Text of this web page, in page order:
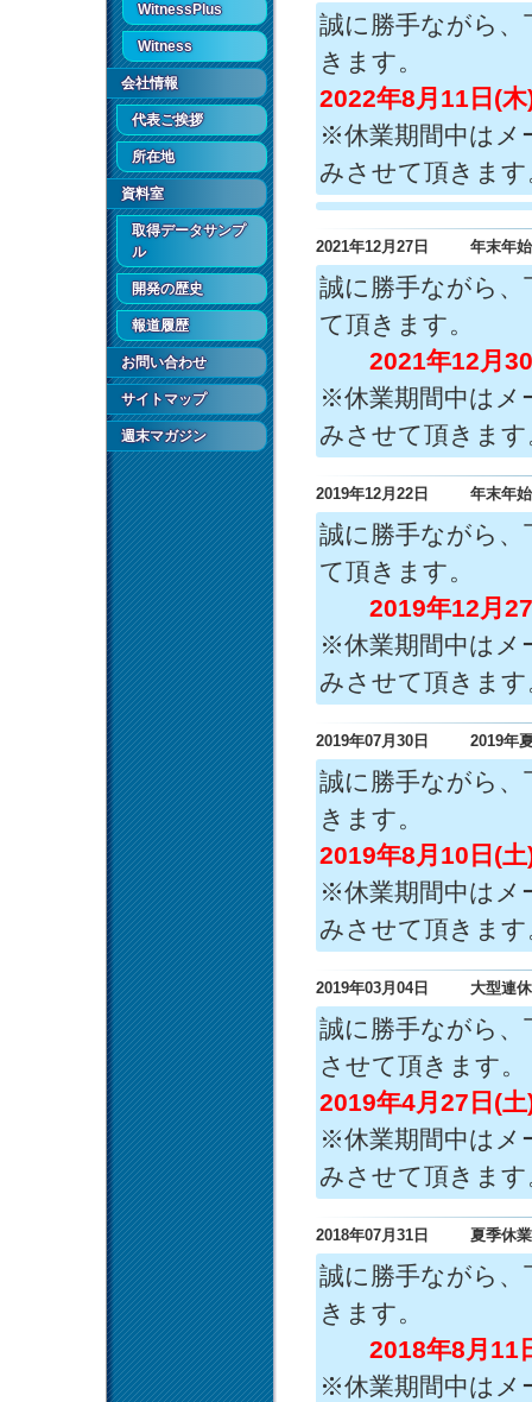
WitnessPlus
Witness
会社情報
代表ご挨拶
所在地
資料室
取得データサンプ
ル
開発の歴史
報道履歴
お問い合わせ
サイトマップ
週末マガジン
誠に勝手ながら
きます。
2022年8月11日(
※休業期間中はメ
みさせて頂きます
2021年12月27日 年末年
誠に勝手ながら
て頂きます。
2021年12月30
※休業期間中はメ
みさせて頂きます
2019年12月22日 年末年
誠に勝手ながら
て頂きます。
2019年12月27
※休業期間中はメ
みさせて頂きます
2019年07月30日 2019年
誠に勝手ながら
きます。
2019年8月10日(
※休業期間中はメ
みさせて頂きます
2019年03月04日 大型連
誠に勝手ながら、
させて頂きます。
2019年4月27日(
※休業期間中はメ
みさせて頂きます
2018年07月31日 夏季休
誠に勝手ながら
きます。
2018年8月
※休業期間中はメ